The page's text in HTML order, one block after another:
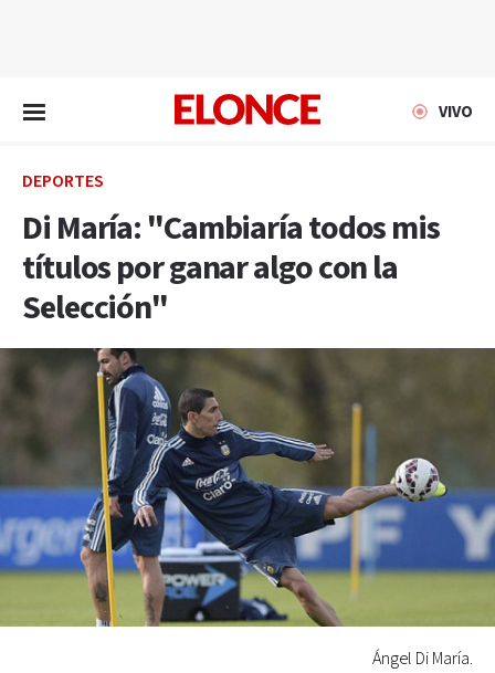
VIVO
DEPORTES
Di María: "Cambiaría todos mis
títulos por ganar algo con la
Selección"
Ángel Di María.